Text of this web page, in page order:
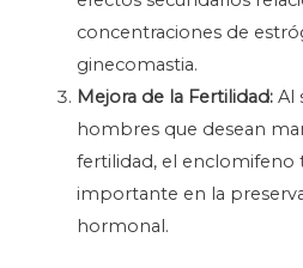
concentraciones de
ginecomastia.
Mejora de la Fertilidad:Al
hombres que desean
fertilidad, el enclomifeno
importante en la
hormonal.